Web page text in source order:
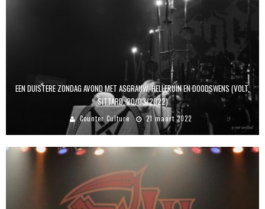
EEN DUISTERE ZONDAG AVOND MET ASGRAUW, HELLERUIN EN DOODSWENS (VOLT,
SITTARD, 20/03/2022)
Counter Culture 21 maart 2022